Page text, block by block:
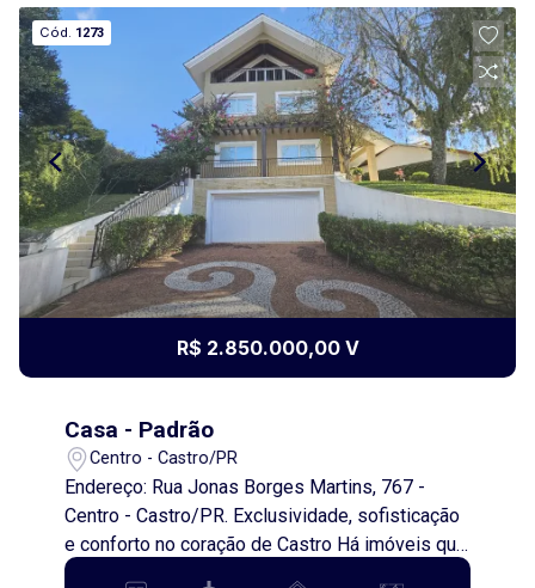
Cód. 1273
R$ 2.850.000,00 V
Casa - Padrão
Centro - Castro/PR
Endereço: Rua Jonas Borges Martins, 767 -
Centro - Castro/PR. Exclusividade, sofisticação
e conforto no coração de Castro Há imóveis que
impressionam pelas dimensões. Outros